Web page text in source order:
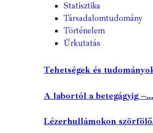
Statisztika
Társadalomtudomány
Történelem
Űrkutatás
Tehetségek és
A labortól a betegágyig –...
Lézerhullámokon